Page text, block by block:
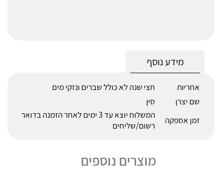
מידע נוסף
אחריות
חצי שנה לא כולל שברים ונזקי מים
שם יצרן
סין
זמן אספקה
המשלוח יוצא עד 3 ימים לאחר הזמנה בדואר
רשום/שליחים
מוצרים נוספים